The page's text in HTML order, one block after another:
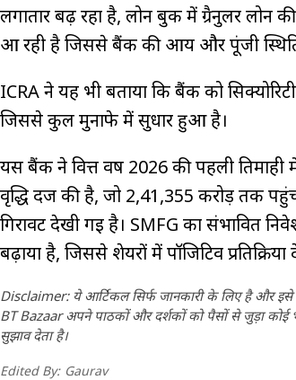
लगातार बढ़ रहा है, लोन बुक में ग्रैनुलर लोन
आ रही है जिससे बैंक की आय और पूंजी
ICRA ने यह भी बताया कि बैंक को
जिससे कुल मुनाफे में सुधार हुआ है।
यस बैंक ने वित्त वर्ष 2026 की पहली
वृद्धि दर्ज की है, जो ₹2,41,355 करोड़ तक
गिरावट देखी गई है। SMFG का संभावित
बढ़ाया है, जिससे शेयरों में पॉजिटिव
Disclaimer: ये आर्टिकल सिर्फ जानकारी के लिए है और इसे
BT Bazaar अपने पाठकों और दर्शकों को पैसों से जुड़ा
सुझाव देता है।
Edited By: Gaurav